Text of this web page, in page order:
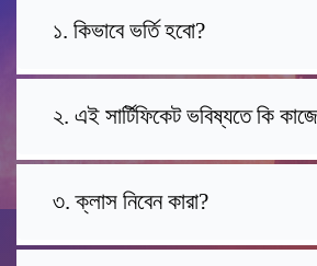
১. কিভাবে ভর্তি হবো?
২. এই সার্টিফিকেট ভবিষ্যতে কি
৩. ক্লাস নিবেন কারা?